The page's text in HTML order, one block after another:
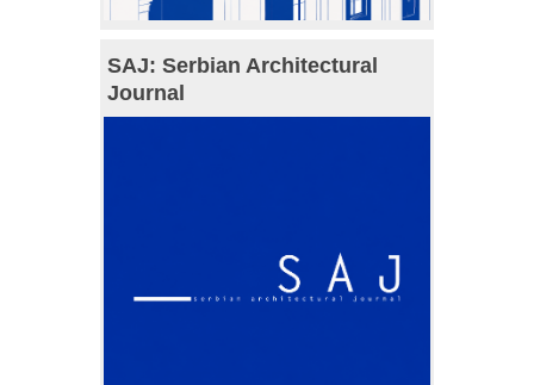
SAJ: Serbian Architectural
Journal